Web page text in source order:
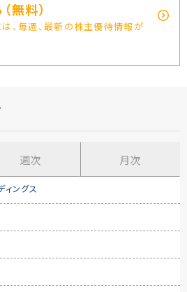
無料）
、毎週、最新の株主優待情報が
週次 月次
ィングス